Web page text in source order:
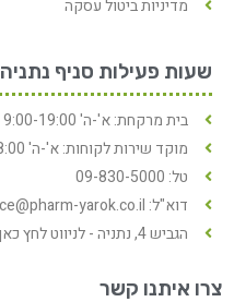
מדיניות ביטול עסקה
שעות פעילות סניף נתניה
בית מרקחת: א'-ה' 9:00-19:00 ו' 9:00-13:30
מוקד שירות לקוחות: א'-ה' 9:00-18:00 ו' 9:00-13:00
טל: 09-830-5000
דוא"ל: service@pharm-yarok.co.il
הגביש 4, נתניה - לניווט לחץ כאן
צרו איתנו קשר